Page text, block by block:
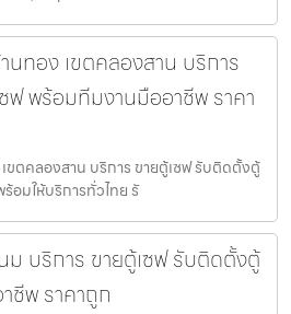
นทอง เขตคลองสาน บริการ
ฟ พร้อมทีมงานมืออาชีพ ราคา
ขตคลองสาน บริการ ขายตู้เซฟ รับติดตั้งตู้
อมให้บริการทั่วไทย รั
บริการ ขายตู้เซฟ รับติดตั้งตู้
ชีพ ราคาถูก